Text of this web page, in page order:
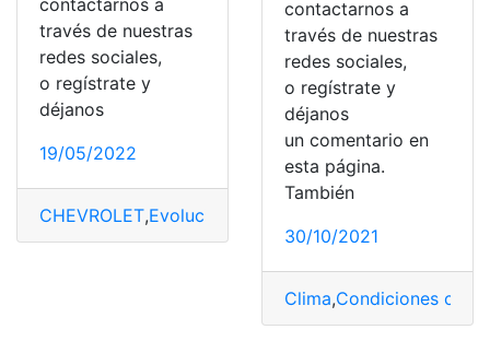
contactarnos a
través de nuestras
redes sociales,
o regístrate y
déjanos
19/05/2022
CHEVROLET,Evolución
contactarnos a
través de nuestras
redes sociales,
o regístrate y
déjanos
un comentario en
esta página.
También
30/10/2021
Clima,Condiciones